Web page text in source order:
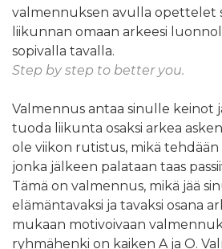
valmennuksen avulla opettelet
liikunnan omaan arkeesi
sopivalla tavalla.
Step by step to better you.
Valmennus antaa sinulle keinot
tuoda liikunta osaksi arkea
ole viikon rutistus, mikä tehdään
jonka jälkeen palataan taas
Tämä on valmennus, mikä jää
elämäntavaksi ja tavaksi osana
mukaan motivoivaan
ryhmähenki on kaiken A ja O.